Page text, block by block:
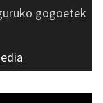
gogoetek